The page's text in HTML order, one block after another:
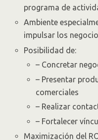
programa de
Ambiente
impulsar los
Posibilidad de:
– Concretar
– Presentar
comerciales
– Realizar
– Fortalecer
Maximización del